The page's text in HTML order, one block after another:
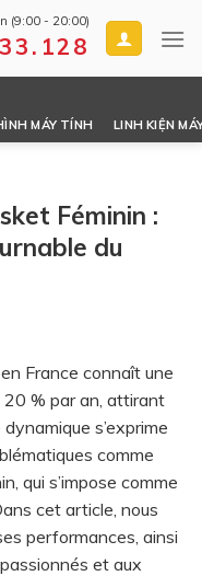
(9:00 - 20:00)
MÁY TÍNH LINH KIỆN
Féminin :
du
France connaît une
20 % par an, attirant
s’exprime
comme
qui s’impose comme
cet article, nous
performances, ainsi
et aux